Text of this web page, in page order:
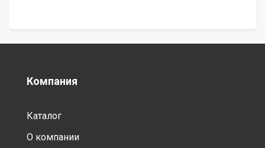
Компания
Каталог
О компании